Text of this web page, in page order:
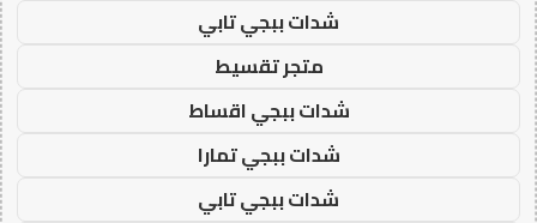
شدات ببجي تابي
متجر تقسيط
شدات ببجي اقساط
شدات ببجي تمارا
شدات ببجي تابي